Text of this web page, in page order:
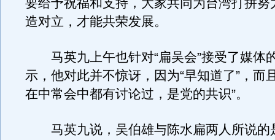
要给予祝福和支持，大家共同为台湾打拼努
造对立，才能共荣发展。
马英九上午也针对“扁吴会”接受了媒体
示，他对此并不惊讶，因为“早知道了”，而
在中常会中都有讨论过，是党的共识”。
马英九说，吴伯雄与陈水扁两人所说的